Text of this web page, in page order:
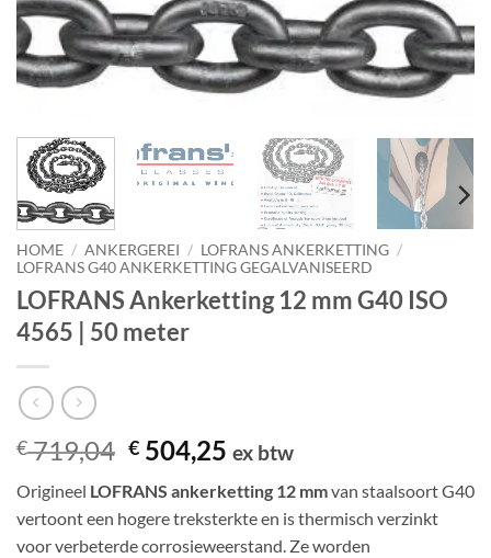
HOME / ANKERGEREI / LOFRANS ANKERKETTING /
LOFRANS G40 ANKERKETTING GEGALVANISEERD
LOFRANS Ankerketting 12 mm G40 ISO
4565 | 50 meter
€719,04 Oorspronkelijke
was:
€ 719,04.
€ 504,25 Huidige
is:
€ 504,25.
ex btw
Origineel LOFRANS ankerketting 12 mmvan staalsoort G40
vertoont een hogere treksterkte en is thermisch verzinkt
voor verbeterde corrosieweerstand. Ze worden